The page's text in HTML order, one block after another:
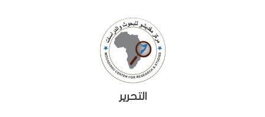
التحرير